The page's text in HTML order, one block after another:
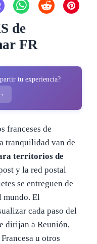
de
FR
tu experiencia?
franceses de
tranquilidad van de
territorios de
y la red postal
se entreguen de
mundo. El
cada paso del
dirijan a Reunión,
u otros